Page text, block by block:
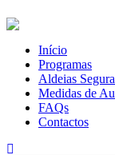
Início
Programas
Aldeias
Medidas de
FAQs
Contactos